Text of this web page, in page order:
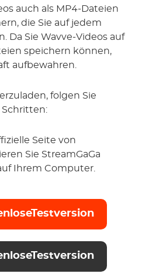
auch als MP4-Dateien
die Sie auf jedem
Da Sie Wavve-Videos auf
speichern können,
aufbewahren.
folgen Sie
Seite von
Sie StreamGaGa
Ihrem Computer.